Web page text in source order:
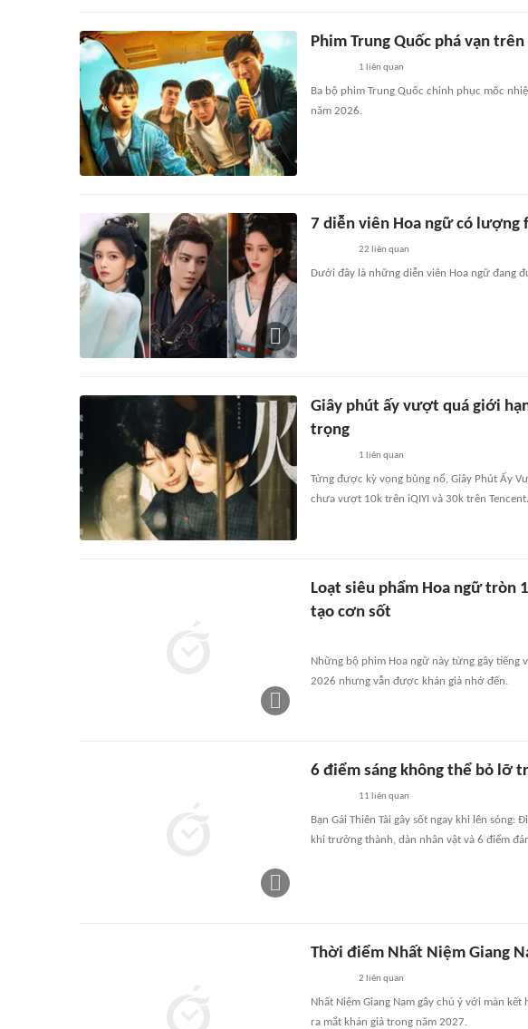
Phim Trung Quốc phá vạn
1 liên quan
Ba bộ phim Trung Quốc chinh phục mốc
năm 2026.
7 diễn viên Hoa ngữ có lượng
22 liên quan
Dưới đây là những diễn viên Hoa ngữ đang
Giây phút ấy vượt quá giới
trọng
1 liên quan
Từng được kỳ vọng bùng nổ, Giây Phút Ấy
chưa vượt 10k trên iQIYI và 30k trên Tencent.
Loạt siêu phẩm Hoa ngữ tròn
tạo cơn sốt
Những bộ phim Hoa ngữ này từng gây tiếng
2026 nhưng vẫn được khán giả nhớ đến.
6 điểm sáng không thể bỏ lỡ
11 liên quan
Bạn Gái Thiên Tài gây sốt ngay khi lên
khi trưởng thành, dàn nhân vật và 6 điểm
Thời điểm Nhất Niệm Giang
2 liên quan
Nhất Niệm Giang Nam gây chú ý với màn
ra mắt khán giả trong năm 2027.